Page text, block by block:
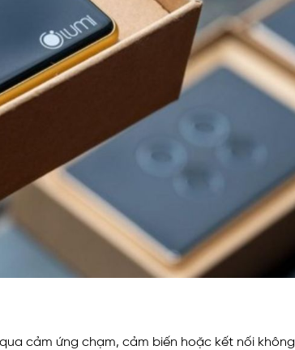
cảm ứng chạm, cảm biến hoặc kết nối không